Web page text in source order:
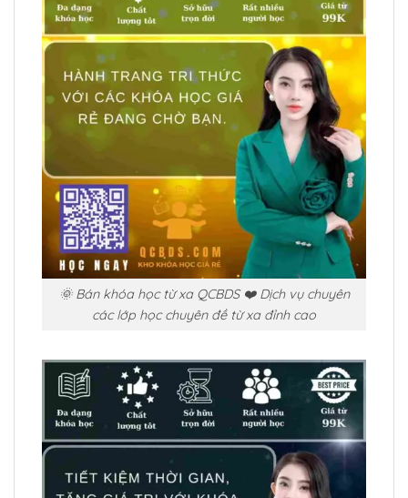
🌞 Bán khóa học từ xa QCBDS ❤️ Dịch vụ chuyên
các lớp học chuyên đề từ xa đỉnh cao